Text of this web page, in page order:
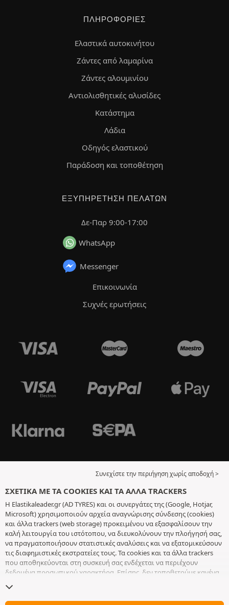
ΠΛΗΡΟΦΟΡΊΕΣ
Ελαστικά αυτοκινήτου
Ζάντες από λαμαρίνα
Ζάντες αλουμινίου
Αντιολισθητικές αλυσίδες
Κατάστημα
Λάδια
Οδηγός ελαστικού
Παράδοση και τοποθέτηση
ΕΞΥΠΗΡΈΤΗΣΗ ΠΕΛΑΤΏΝ
Δε-Παρ 9:00-17:00
WhatsApp
Messenger
Επικοινωνία
Συχνές ερωτήσεις
Συνεχίστε την περιήγηση χωρίς αποδοχή >
ΣΧΕΤΙΚΆ ΜΕ ΤΑ COOKIES ΚΑΙ ΤΑ ΆΛΛΑ TRACKERS
Η Elastikaleader.gr (AD TYRES) και οι συνεργάτες της (Google, Hotjar,
Microsoft) χρησιμοποιούν αρχεία αναγνώρισης σύνδεσης (cookies)
και άλλα trackers (web storage) προκειμένου να εξασφαλίσουν την
καλή λειτουργία του ιστότοπου, να διευκολύνουν την πλοήγησή σας,
να πραγματοποιήσουν στατιστικές αναλύσεις και να εξατομικεύσουν
τις διαφημιστικές εκστρατείες τους. Τα cookies και τα άλλα trackers
που αποθηκεύονται στη συσκευή σας ενδέχεται να περιέχουν
δεδομένα προσωπικού χαρακτήρα. Επίσης, δεν τοποθετούμε κανένα
συγκατάθεσή σας, με εξαίρεση αυτά που είναι απαραίτητα για τη
λειτουργία του ιστότοπου. Διατηρούμε τις επιλογές σας για 6 μήνες.